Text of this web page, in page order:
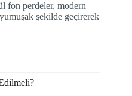
fon perdeler, modern
şekilde geçirerek